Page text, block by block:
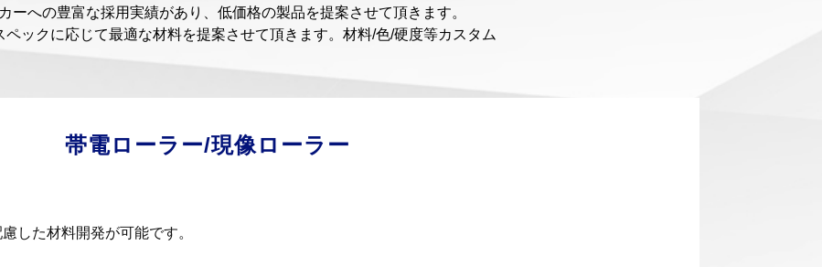
ーへの豊富な採用実績があり、低価格の製品を提案させて頂きます。
ペックに応じて最適な材料を提案させて頂きます。材料/色/硬度等カスタム
帯電ローラー/現像ローラー
した材料開発が可能です。